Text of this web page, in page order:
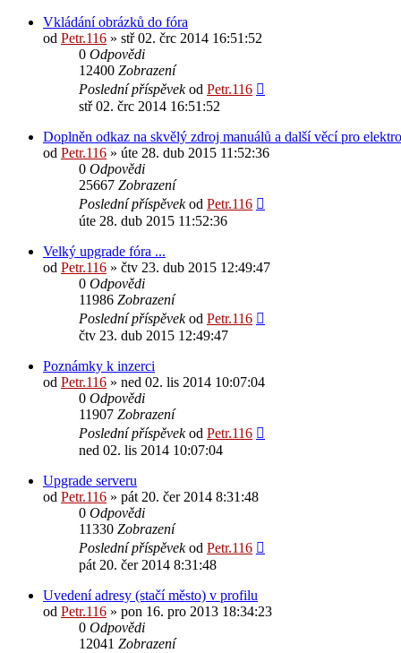
Vkládání obrázků do fóra
od Petr.116 » stř 02. črc 2014 16:51:52
0 Odpovědi
12400 Zobrazení
Poslední příspěvekod Petr.116
stř 02. črc 2014 16:51:52
Doplněn odkaz na skvělý zdroj manuálů a další věcí pro
od Petr.116 » úte 28. dub 2015 11:52:36
0 Odpovědi
25667 Zobrazení
Poslední příspěvekod Petr.116
úte 28. dub 2015 11:52:36
Velký upgrade fóra ...
od Petr.116 » čtv 23. dub 2015 12:49:47
0 Odpovědi
11986 Zobrazení
Poslední příspěvekod Petr.116
čtv 23. dub 2015 12:49:47
Poznámky k inzerci
od Petr.116 » ned 02. lis 2014 10:07:04
0 Odpovědi
11907 Zobrazení
Poslední příspěvekod Petr.116
ned 02. lis 2014 10:07:04
Upgrade serveru
od Petr.116 » pát 20. čer 2014 8:31:48
0 Odpovědi
11330 Zobrazení
Poslední příspěvekod Petr.116
pát 20. čer 2014 8:31:48
Uvedení adresy (stačí město) v profilu
od Petr.116 » pon 16. pro 2013 18:34:23
0 Odpovědi
12041 Zobrazení